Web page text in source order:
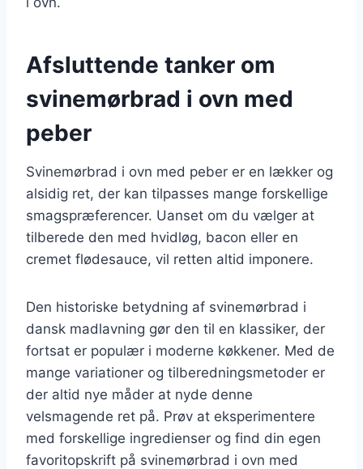
Afsluttende tanker om
svinemørbrad i ovn med
peber
Svinemørbrad i ovn med peber er en lækker og
alsidig ret, der kan tilpasses mange forskellige
smagspræferencer. Uanset om du vælger at
tilberede den med hvidløg, bacon eller en
cremet flødesauce, vil retten altid imponere.
Den historiske betydning af svinemørbrad i
dansk madlavning gør den til en klassiker, der
fortsat er populær i moderne køkkener. Med de
mange variationer og tilberedningsmetoder er
der altid nye måder at nyde denne
velsmagende ret på. Prøv at eksperimentere
med forskellige ingredienser og find din egen
favoritopskrift på svinemørbrad i ovn med